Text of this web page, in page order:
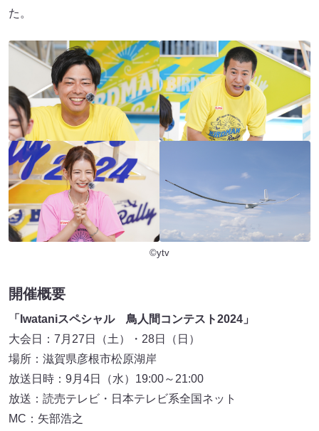
た。
©ytv
開催概要
「Iwataniスペシャル 鳥人間コンテスト2024」
大会日：7月27日（土）・28日（日）
場所：滋賀県彦根市松原湖岸
放送日時：9月4日（水）19:00～21:00
放送：読売テレビ・日本テレビ系全国ネット
MC：矢部浩之